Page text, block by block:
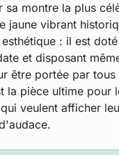
sa montre la plus
jaune vibrant
: il est
et disposant
être portée par tous
la pièce ultime pour
veulent afficher